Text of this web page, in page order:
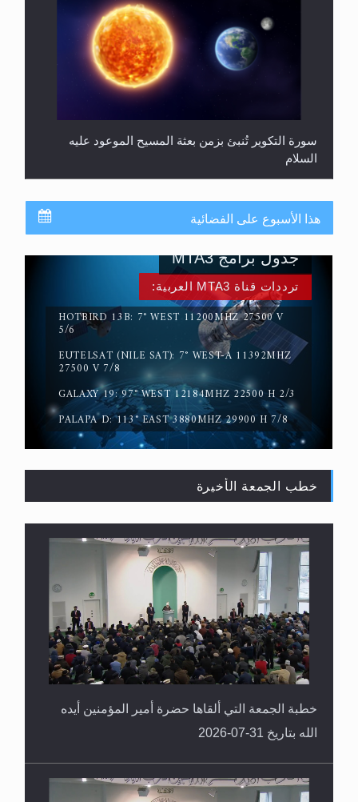
سورة التكوير تُنبئ بزمن بعثة المسيح الموعود عليه
السلام
حقيقة المسيح الدجال
القرآن قاضٍ وحكمٌ على السنة ومهيمنٌ عليها.. ليس
العكس
هذا الأسبوع على الفضائية
ترددات قناة MTA3 العربية:
HOTBIRD 13B: 7° WEST 11200MHZ 27500 V
5/6
EUTELSAT (NILE SAT): 7° WEST-A 11392MHZ
27500 V 7/8
GALAXY 19: 97° WEST 12184MHZ 22500 H 2/3
PALAPA D: 113° EAST 3880MHZ 29900 H 7/8
جدول برامج MTA3
خطب الجمعة الأخيرة
خطبة الجمعة التي ألقاها حضرة أمير المؤمنين أيده
الله بتاريخ 31-07-2026